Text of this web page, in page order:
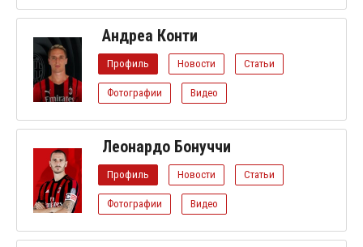
Андреа Конти
Профиль Новости Статьи
Фотографии Видео
Леонардо Бонуччи
Профиль Новости Статьи
Фотографии Видео